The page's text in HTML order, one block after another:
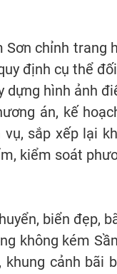
chỉnh
định cụ thể
hình ảnh
án, kế
sắp xếp lại
kiểm soát
biển đẹp,
không kém
cảnh bãi